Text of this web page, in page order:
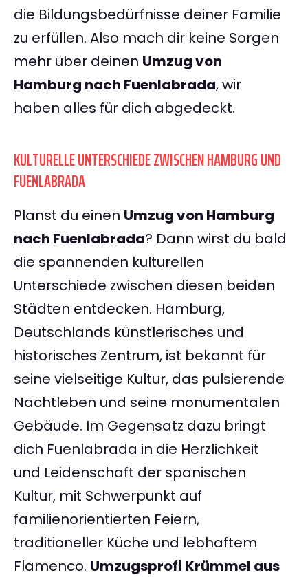
die Bildungsbedürfnisse deiner Familie
zu erfüllen. Also mach dir keine Sorgen
mehr über deinen Umzug von
Hamburg nach Fuenlabrada, wir
haben alles für dich abgedeckt.
KULTURELLE UNTERSCHIEDE ZWISCHEN HAMBURG UND
FUENLABRADA
Planst du einen Umzug von Hamburg
nach Fuenlabrada? Dann wirst du bald
die spannenden kulturellen
Unterschiede zwischen diesen beiden
Städten entdecken. Hamburg,
Deutschlands künstlerisches und
historisches Zentrum, ist bekannt für
seine vielseitige Kultur, das pulsierende
Nachtleben und seine monumentalen
Gebäude. Im Gegensatz dazu bringt
dich Fuenlabrada in die Herzlichkeit
und Leidenschaft der spanischen
Kultur, mit Schwerpunkt auf
familienorientierten Feiern,
traditioneller Küche und lebhaftem
Flamenco. Umzugsprofi Krümmel aus